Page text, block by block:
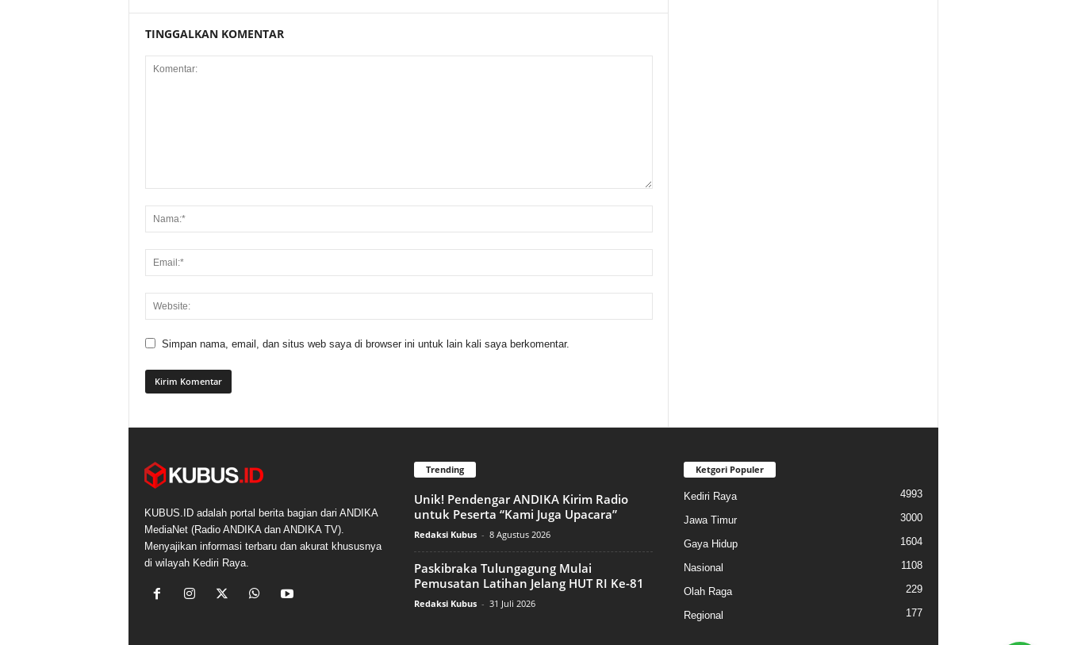
TINGGALKAN KOMENTAR
Simpan nama, email, dan situs web saya di browser ini untuk lain kali saya berkomentar.
KUBUS.ID adalah portal berita bagian dari ANDIKA
MediaNet (Radio ANDIKA dan ANDIKA TV).
Menyajikan informasi terbaru dan akurat khususnya
di wilayah Kediri Raya.
Trending
Unik! Pendengar ANDIKA Kirim Radio
untuk Peserta “Kami Juga Upacara”
Redaksi Kubus - 8 Agustus 2026
Paskibraka Tulungagung Mulai
Pemusatan Latihan Jelang HUT RI Ke-81
Redaksi Kubus - 31 Juli 2026
Ketgori Populer
Kediri Raya 4993
Jawa Timur 3000
Gaya Hidup 1604
Nasional 1108
Olah Raga 229
Regional 177